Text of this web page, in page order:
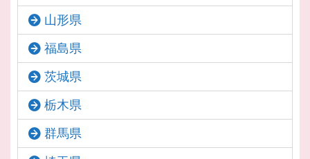
山形県
福島県
茨城県
栃木県
群馬県